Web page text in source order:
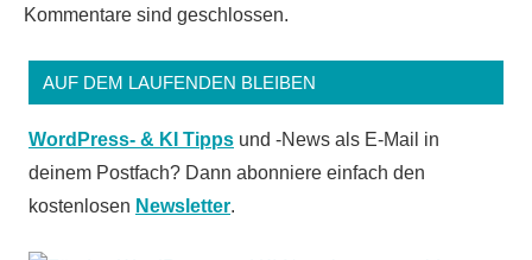
Kommentare sind geschlossen.
AUF DEM LAUFENDEN BLEIBEN
WordPress- & KI Tipps und -News als E-Mail in
deinem Postfach? Dann abonniere einfach den
kostenlosen Newsletter.